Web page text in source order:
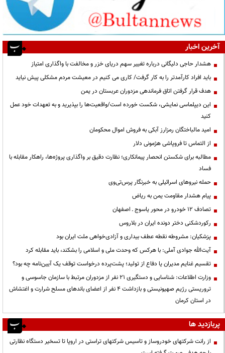
آخرین اخبار
هشدار حاجی دلیگانی درباره تغییر سهم دریای خزر و مخالفت با واگذاری امتیاز
باید افراد کارآمدتر را به کار گرفت/ کاری می کنیم در معیشت مردم مشکلی پیش نیاید
هدف قرار گرفتن اتاق‌ فرماندهی مزدوران عربستان در یمن
این دیپلماسی نمایشی، شکست خورده است/واقعیت‌ها را بپذیرید و به تعهدات خود عمل
کنید
امید مالباختگان رمزارز آبکی به فروش اموال محکومان
از التماس تا فروپاشی هژمونی دلار
مطالبه برای شکستن انحصار پیمانکاری؛ نظارت دقیق بر واگذاری پروژه‌ها، راهکار مقابله با
فساد
حمله نیروهای اسرائیلی به خبرنگار پرس‌تی‌وی
پیام هشدار مقاومت یمن به ریاض
تصادف ۱۲ خودرو در محور یاسوج ـ اصفهان
رکوردشکنی دختر دونده ایران در بلاروس
پزشکیان: مشروطه نقطه عطف بیداری و آزادی‌خواهی ملت ایران بود
آیت‌الله جوادی آملی: با هرکس که وحدت ملی و اسلامی را بشکند، باید مقابله کرد
تقسیم غنایم مدیران یا دفاع از تولید؛ پشت‌پرده درخواست توقف یک آیین‌نامه چه بود؟
وزارت اطلاعات: شناسایی و دستگیری ۲۱ نفر از مزدوران مرتبط با سازمان جاسوسی و
تروریستی رژیم صهیونیستی و بازداشت ۴ نفر از اعضای باندهای مسلح شرارت و اغتشاش
در استان کرمان
پربازدید ها
از رانت‌ شرکتهای خودروساز و تاسیس شرکتهای تراستی در اروپا تا تسخیر دستگاه نظارتی